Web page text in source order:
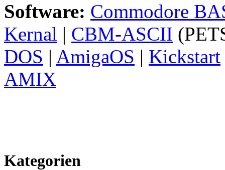
Software: Commodore
Kernal | CBM-ASCII
DOS | AmigaOS | Kickstart
AMIX
Kategorien